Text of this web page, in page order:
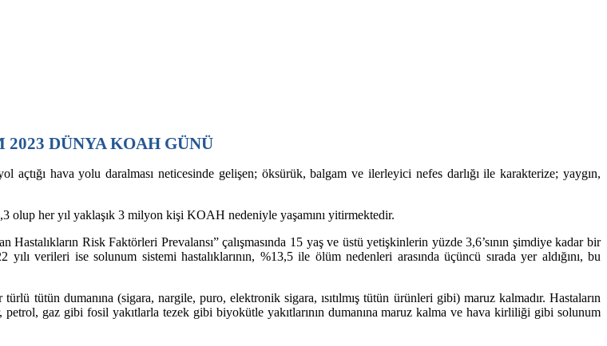
2023 DÜNYA KOAH GÜNÜ
hava yolu daralması neticesinde gelişen; öksürük, balgam ve ilerleyici nefes darlığı ile karakterize; yaygın,
olup her yıl yaklaşık 3 milyon kişi KOAH nedeniyle yaşamını yitirmektedir.
Hastalıkların Risk Faktörleri Prevalansı” çalışmasında 15 yaş ve üstü yetişkinlerin yüzde 3,6’sının şimdiye kadar bir
verileri ise solunum sistemi hastalıklarının, %13,5 ile ölüm nedenleri arasında üçüncü sırada yer aldığını, bu
tütün dumanına (sigara, nargile, puro, elektronik sigara, ısıtılmış tütün ürünleri gibi) maruz kalmadır. Hastaların
gaz gibi fosil yakıtlarla tezek gibi biyokütle yakıtlarının dumanına maruz kalma ve hava kirliliği gibi solunum